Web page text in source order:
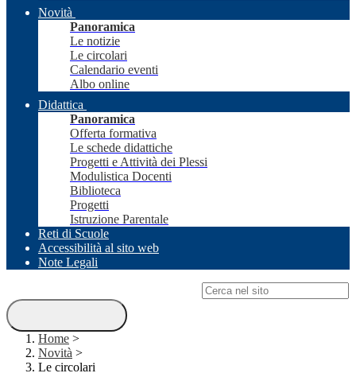
Novità
Panoramica
Le notizie
Le circolari
Calendario eventi
Albo online
Didattica
Panoramica
Offerta formativa
Le schede didattiche
Progetti e Attività dei Plessi
Modulistica Docenti
Biblioteca
Progetti
Istruzione Parentale
Reti di Scuole
Accessibilità al sito web
Note Legali
Home >
Novità >
Le circolari